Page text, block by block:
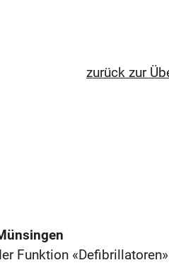
zurück zur
Funktion «Defibrillatoren»